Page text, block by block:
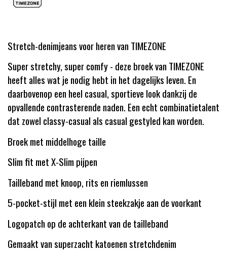
Stretch-denimjeans voor heren van TIMEZONE
Super stretchy, super comfy - deze broek van TIMEZONE
heeft alles wat je nodig hebt in het dagelijks leven. En
daarbovenop een heel casual, sportieve look dankzij de
opvallende contrasterende naden. Een echt combinatietalent
dat zowel classy-casual als casual gestyled kan worden.
Broek met middelhoge taille
Slim fit met X-Slim pijpen
Tailleband met knoop, rits en riemlussen
5-pocket-stijl met een klein steekzakje aan de voorkant
Logopatch op de achterkant van de tailleband
Gemaakt van superzacht katoenen stretchdenim